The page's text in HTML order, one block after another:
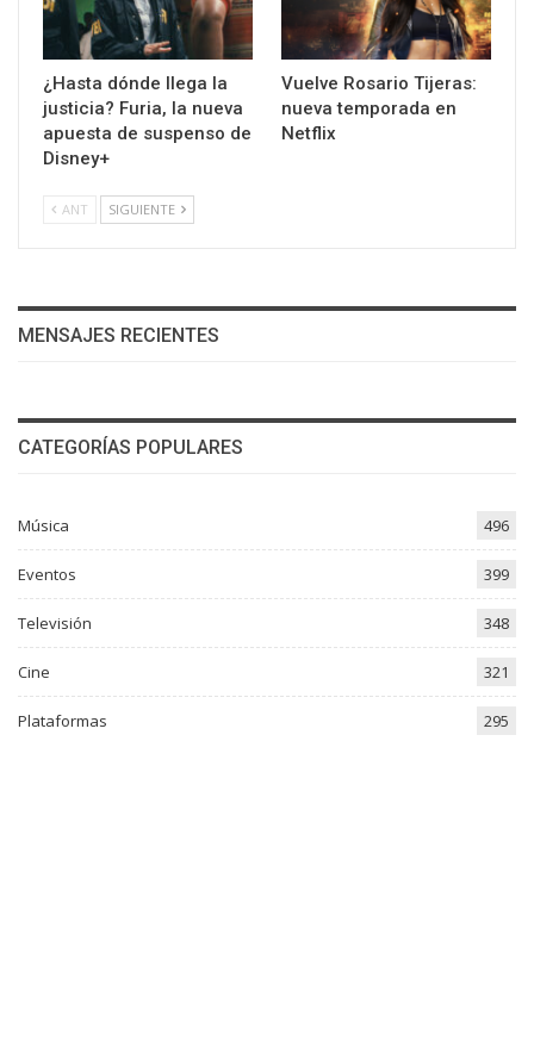
¿Hasta dónde llega la
justicia? Furia, la nueva
apuesta de suspenso de
Disney+
Vuelve Rosario Tijeras:
nueva temporada en
Netflix
ANT SIGUIENTE
MENSAJES RECIENTES
CATEGORÍAS POPULARES
Música 496
Eventos 399
Televisión 348
Cine 321
Plataformas 295